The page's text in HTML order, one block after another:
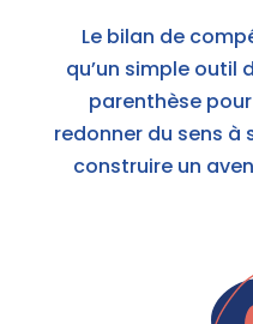
Le bilan de
qu’un simple outil
parenthèse
redonner du sens à
construire un